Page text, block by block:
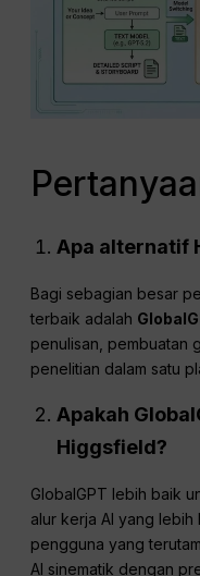
Apa alternatif
Bagi sebagian besar
terbaik adalah
penulisan, pembuatan
penelitian dalam satu
Apakah
Higgsfield?
GlobalGPT lebih baik
alur kerja AI yang
pengguna yang
AI sinematik dengan